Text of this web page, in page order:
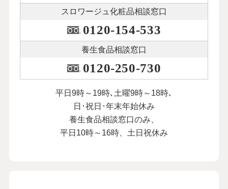
スロワージュ化粧品相談窓口
0120-154-533
養生食品相談窓口
0120-250-730
平日9時～19時､土曜9時～18時､
日･祝日･年末年始休み
養生食品相談窓口のみ、
平日10時～16時、土日祝休み